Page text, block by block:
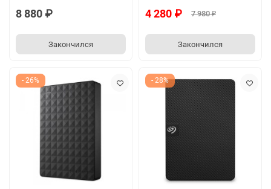
8 880 ₽
Закончился
4 280 ₽ 7 980 ₽
Закончился
- 26% - 28%